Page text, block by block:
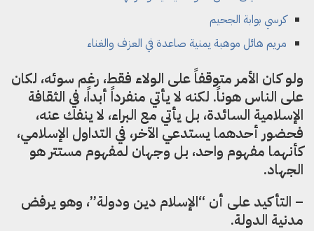
كرسي بوابة الجحيم
مريم هائل موهبة يمنية صاعدة في العزف والغناء
ولو كان الأمر متوقفاً على الولاء فقط، رغم سوئه، لكان
على الناس هوناً. لكنه لا يأتي منفرداً أبداً، في الثقافة
الإسلامية السائدة، بل يأتي مع البراء، لا ينفك عنه،
فحضور أحدهما يستدعي الآخر، في التداول الإسلامي،
كأنهما مفهوم واحد، بل وجهان لمفهوم مستتر هو
الجهاد.
– التأكيد على أن “الإسلام دين ودولة”، وهو يرفض
مدنية الدولة.